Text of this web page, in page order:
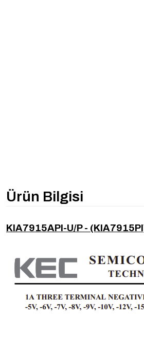
Ürün Bilgisi
KIA7915API-U/P -